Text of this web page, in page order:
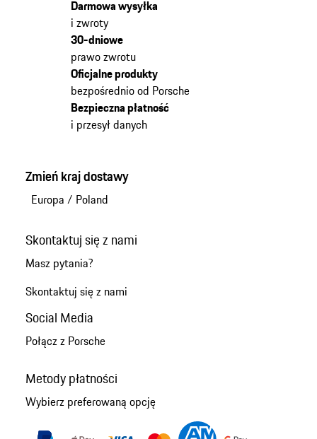
Darmowa wysyłka
i zwroty
30-dniowe
prawo zwrotu
Oficjalne produkty
bezpośrednio od Porsche
Bezpieczna płatność
i przesył danych
Zmień kraj dostawy
Europa / Poland
Skontaktuj się z nami
Masz pytania?
Skontaktuj się z nami
Social Media
Połącz z Porsche
Metody płatności
Wybierz preferowaną opcję